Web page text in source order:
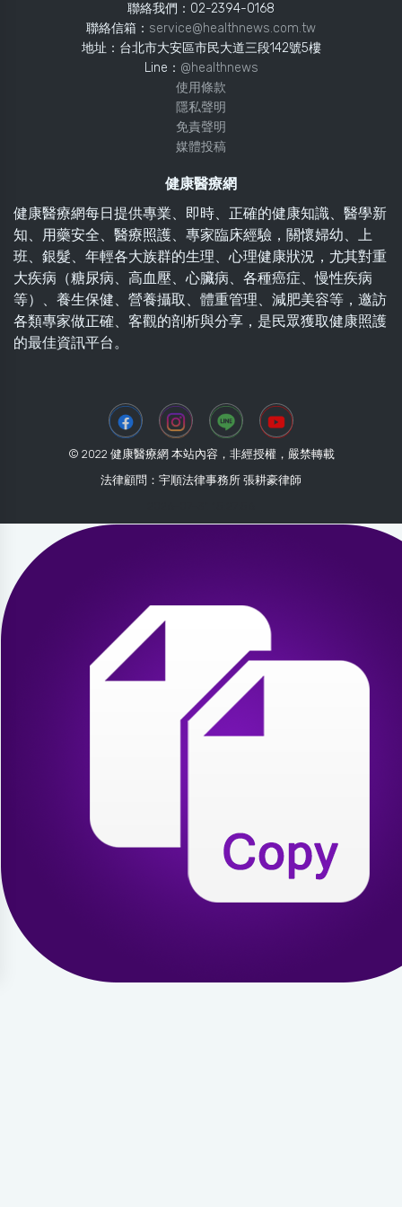
聯絡我們：02-2394-0168
聯絡信箱： service@healthnews.com.tw
地址：台北市大安區市民大道三段142號5樓
Line： @healthnews
使用條款
隱私聲明
免責聲明
媒體投稿
健康醫療網
健康醫療網每日提供專業、即時、正確的健康知識、醫學新
知、用藥安全、醫療照護、專家臨床經驗，關懷婦幼、上
班、銀髮、年輕各大族群的生理、心理健康狀況，尤其對重
大疾病（糖尿病、高血壓、心臟病、各種癌症、慢性疾病
等）、養生保健、營養攝取、體重管理、減肥美容等，邀訪
各類專家做正確、客觀的剖析與分享，是民眾獲取健康照護
的最佳資訊平台。
© 2022 健康醫療網 本站內容，非經授權，嚴禁轉載
法律顧問：宇順法律事務所 張耕豪律師